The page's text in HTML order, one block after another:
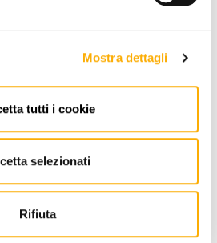
Mostra dettagli
tutti i cookie
selezionati
Rifiuta
Talenti
- Tavolino Outdoor
preventivo